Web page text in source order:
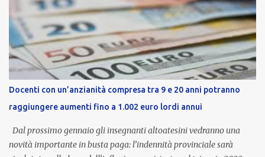
Docenti con un’anzianità compresa tra 9 e 20 anni potranno
raggiungere aumenti fino a 1.002 euro lordi annui
Dal prossimo gennaio gli insegnanti altoatesini vedranno una
novità importante in busta paga: l’indennità provinciale sarà